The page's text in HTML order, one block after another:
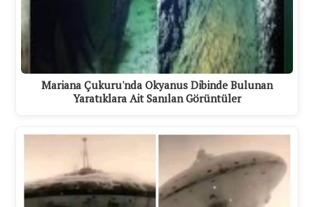
Mariana Çukuru'nda Okyanus Dibinde Bulunan
Yaratıklara Ait Sanılan Görüntüler